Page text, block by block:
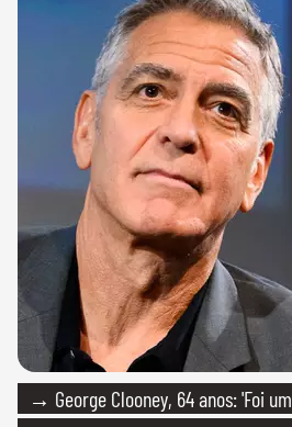
→ George Clooney, 64 anos: 'Foi um